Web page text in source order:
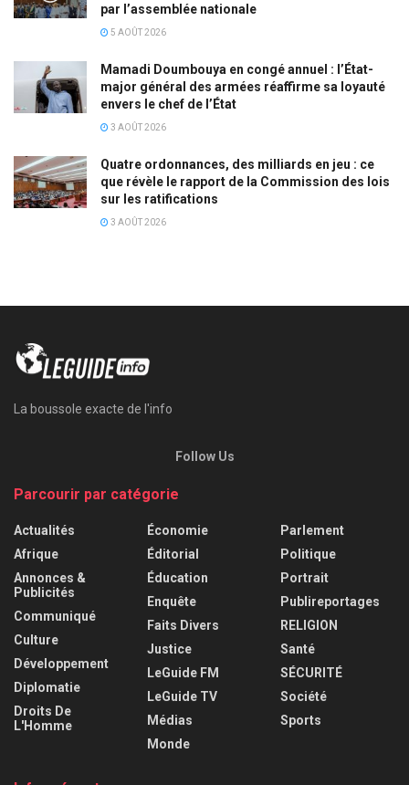
par l’assemblée nationale
5 AOÛT 2026
Mamadi Doumbouya en congé annuel : l’État-
major général des armées réaffirme sa loyauté
envers le chef de l’État
3 AOÛT 2026
Quatre ordonnances, des milliards en jeu : ce
que révèle le rapport de la Commission des lois
sur les ratifications
3 AOÛT 2026
La boussole exacte de l'info
Follow Us
Parcourir par catégorie
Actualités
Afrique
Annonces &
Publicités
Communiqué
Culture
Développement
Diplomatie
Droits De
L'Homme
Économie
Éditorial
Éducation
Enquête
Faits Divers
Justice
LeGuide FM
LeGuide TV
Médias
Monde
Parlement
Politique
Portrait
Publireportages
RELIGION
Santé
SÉCURITÉ
Société
Sports